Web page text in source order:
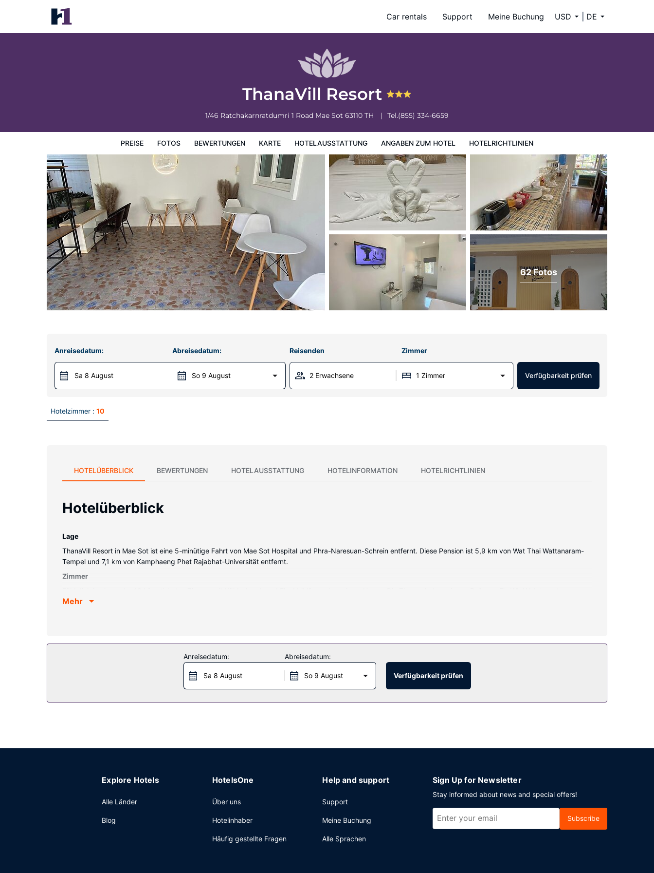
Car rentals Support Meine Buchung USD DE
ThanaVill Resort
1/46 Ratchakarnratdumri 1 Road Mae Sot 63110 TH Tel.(855) 334-6659
PREISE FOTOS BEWERTUNGEN KARTE HOTELAUSSTATTUNG ANGABEN ZUM HOTEL HOTELRICHTLINIEN
ThanaVill Resort
Preise
62 Fotos
Anreisedatum:
Sa 8 August
Abreisedatum:
So 9 August
Reisenden Zimmer
2 Erwachsene 1 Zimmer Verfügbarkeit prüfen
Hotelzimmer : 10
HOTELÜBERBLICK BEWERTUNGEN HOTELAUSSTATTUNG HOTELINFORMATION HOTELRICHTLINIEN
Hotelüberblick
Lage
ThanaVill Resort in Mae Sot ist eine 5-minütige Fahrt von Mae Sot Hospital und Phra-Naresuan-Schrein entfernt. Diese Pension ist 5,9 km von Wat Thai Wattanaram-
Tempel und 7,1 km von Kamphaeng Phet Rajabhat-Universität entfernt.
Zimmer
(kostenlos) ist ebenso verfügbar wie Kabelempfang. Die Badezimmer bieten Duschen, kostenlose Toilettenartikel und Haartrockner.
Diese Pension bietet ein Restaurant mit hervorragenden Speisen. Nutz alternativ den Zimmerservice (bitte Zeiten beachten). Ein inbegriffenes Frühstück wird täglich
von 07:30 Uhr bis 10:00 Uhr angeboten.
Mehr
Anreisedatum:
Sa 8 August
Abreisedatum:
So 9 August Verfügbarkeit prüfen
Explore Hotels
Alle Länder
Blog
HotelsOne
Über uns
Hotelinhaber
Häufig gestellte Fragen
Help and support
Support
Meine Buchung
Alle Sprachen
Sign Up for Newsletter
Stay informed about news and special offers!
Subscribe